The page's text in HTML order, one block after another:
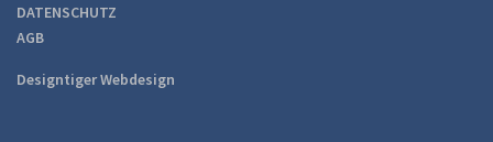
DATENSCHUTZ
AGB
Designtiger Webdesign